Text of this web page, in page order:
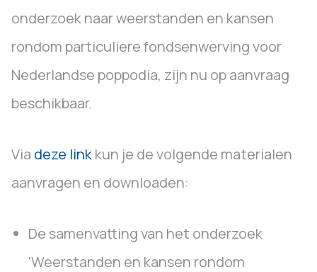
onderzoek naar weerstanden en kansen
rondom particuliere fondsenwerving voor
Nederlandse poppodia, zijn nu op aanvraag
beschikbaar.
Via deze linkkun je de volgende materialen
aanvragen en downloaden:
De samenvatting van het onderzoek
‘Weerstanden en kansen rondom